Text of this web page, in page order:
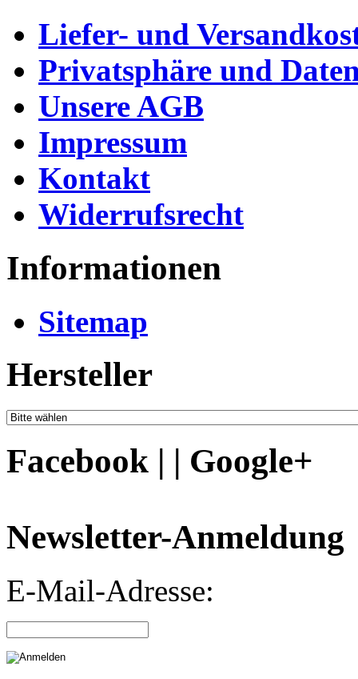
Liefer- und
Privatsphäre und
Unsere AGB
Impressum
Kontakt
Widerrufsrecht
Informationen
Sitemap
Hersteller
Facebook | | Google+
Newsletter-Anmeldung
E-Mail-Adresse: